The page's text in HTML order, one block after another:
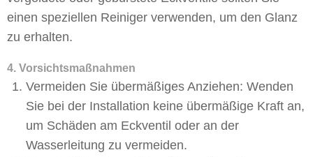
einen speziellen Reiniger verwenden, um den Glanz
zu erhalten.
4. Vorsichtsmaßnahmen
Vermeiden Sie übermäßiges Anziehen: Wenden
Sie bei der Installation keine übermäßige Kraft an,
um Schäden am Eckventil oder an der
Wasserleitung zu vermeiden.